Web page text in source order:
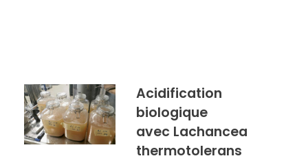
Acidification
biologique
avec Lachancea
thermotolerans